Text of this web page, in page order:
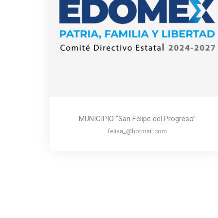
MUNICIPIO “San Felipe del Progreso”
felisa_@hotmail.com